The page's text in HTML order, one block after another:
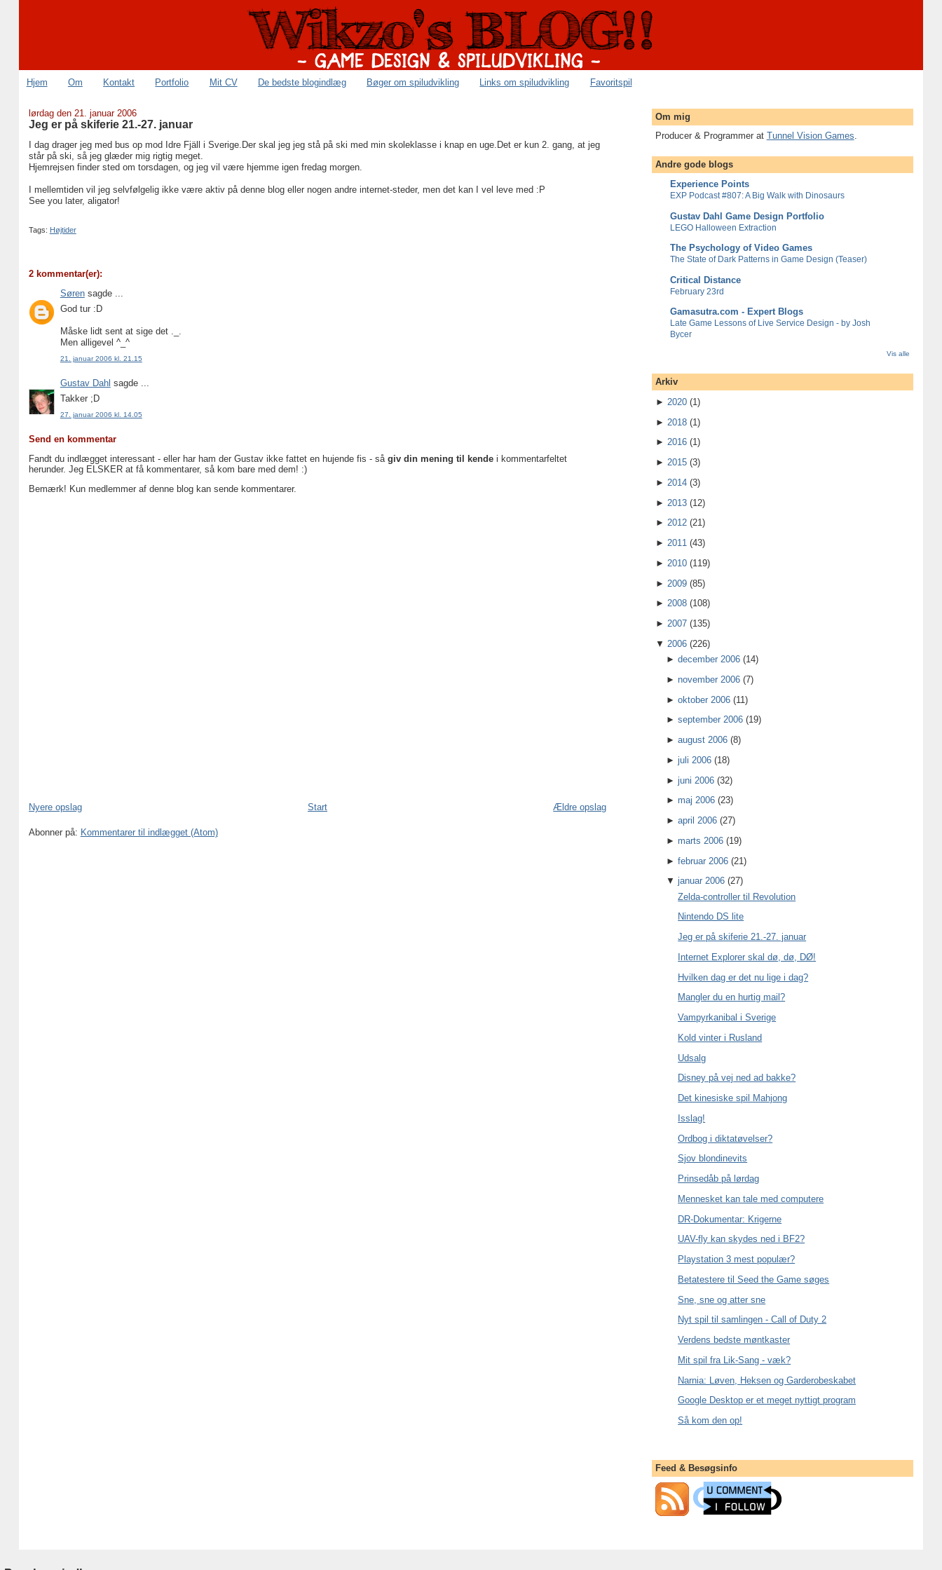
Hjem Om Kontakt Portfolio Mit CV De bedste blogindlæg Bøger om spiludvikling Links om spiludvikling Favoritspil
lørdag den 21. januar 2006
Jeg er på skiferie 21.-27. januar
I dag drager jeg med bus op mod Idre Fjäll i Sverige.Der skal jeg jeg stå på ski med min skoleklasse i knap en uge.Det er kun 2. gang, at jeg
står på ski, så jeg glæder mig rigtig meget.
Hjemrejsen finder sted om torsdagen, og jeg vil være hjemme igen fredag morgen.
I mellemtiden vil jeg selvfølgelig ikke være aktiv på denne blog eller nogen andre internet-steder, men det kan I vel leve med :P
See you later, aligator!
Tags: Højtider
2 kommentar(er):
Sørensagde ...
God tur :D
Måske lidt sent at sige det ._.
Men alligevel ^_^
21. januar 2006 kl. 21.15
Gustav Dahl sagde ...
Takker ;D
27. januar 2006 kl. 14.05
Send en kommentar
Fandt du indlægget interessant - eller har ham der Gustav ikke fattet en hujende fis - så giv din mening til kendei kommentarfeltet
herunder. Jeg ELSKER at få kommentarer, så kom bare med dem! :)
Bemærk! Kun medlemmer af denne blog kan sende kommentarer.
Nyere opslag Ældre opslag
Start
Abonner på: Kommentarer til indlægget (Atom)
Om mig
Producer & Programmer at Tunnel Vision Games
Andre gode blogs
Experience Points
EXP Podcast #807: A Big Walk with Dinosaurs
Gustav Dahl Game Design Portfolio
LEGO Halloween Extraction
The Psychology of Video Games
The State of Dark Patterns in Game Design (Teaser)
Critical Distance
February 23rd
Gamasutra.com - Expert Blogs
Late Game Lessons of Live Service Design - by Josh
Bycer
Vis alle
Arkiv
► 2020 (1)
► 2018 (1)
► 2016 (1)
► 2015 (3)
► 2014 (3)
► 2013 (12)
► 2012 (21)
► 2011 (43)
► 2010 (119)
► 2009 (85)
► 2008 (108)
► 2007 (135)
▼ 2006 (226)
►december 2006 (14)
►november 2006 (7)
►oktober 2006 (11)
►september 2006 (19)
►august 2006 (8)
►juli 2006 (18)
►juni 2006 (32)
►maj 2006 (23)
►april 2006 (27)
►marts 2006 (19)
►februar 2006 (21)
▼januar 2006 (27)
Zelda-controller til Revolution
Nintendo DS lite
Jeg er på skiferie 21.-27. januar
Internet Explorer skal dø, dø, DØ!
Hvilken dag er det nu lige i dag?
Mangler du en hurtig mail?
Vampyrkanibal i Sverige
Kold vinter i Rusland
Udsalg
Disney på vej ned ad bakke?
Det kinesiske spil Mahjong
Isslag!
Ordbog i diktatøvelser?
Sjov blondinevits
Prinsedåb på lørdag
Mennesket kan tale med computere
DR-Dokumentar: Krigerne
UAV-fly kan skydes ned i BF2?
Playstation 3 mest populær?
Betatestere til Seed the Game søges
Sne, sne og atter sne
Nyt spil til samlingen - Call of Duty 2
Verdens bedste møntkaster
Mit spil fra Lik-Sang - væk?
Narnia: Løven, Heksen og Garderobeskabet
Google Desktop er et meget nyttigt program
Så kom den op!
Feed & Besøgsinfo